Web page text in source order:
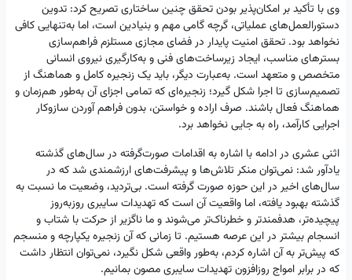
وی با تأکید بر امکان‌پذیر بودن تحقق چنین ساختاری تصریح کرد: تدوین
دستورالعمل‌های عملیاتی، گرچه گامی مهم و بنیادین است، اما به‌تنهایی کافی
نخواهد بود. تحقق امنیت پایدار در فضای مجازی مستلزم فراهم‌سازی
بسترهای مناسب، ایجاد زیرساخت‌های فنی و به‌کارگیری نیروی انسانی
متخصص و متعهد است. به‌عبارت دیگر، باید یک زنجیره کامل و هماهنگ از
تصمیم‌سازی تا اجرا شکل گیرد؛ زنجیره‌ای که تمامی اجزای آن به‌طور هم‌زمان و
هماهنگ فعال باشند. صرف اراده و خواستن، بدون فراهم آوردن سازوکار
اجرایی کارآمد، راه به جایی نخواهد برد.
اثنی عشری در ادامه با اشاره به اقدامات صورت‌گرفته در سال‌های گذشته
یادآور شد: نمی‌توان منکر تلاش‌ها و پیشرفت‌های ارزشمندی شد که در
سال‌های اخیر در این حوزه صورت گرفته است. بی‌تردید، وضعیت ما نسبت به
گذشته بهبود یافته، اما واقعیت آن است که تهدیدات سایبری روزبه‌روز
پیچیده‌تر، هدفمندتر و خطرناک‌تر می‌شوند و ما ناگزیر از حرکت با شتاب و
انسجام بیشتر در این عرصه هستیم. تا زمانی که آن زنجیره یکپارچه و منسجم
که پیش‌تر به آن اشاره کردم، به‌طور واقعی شکل نگیرد، نمی‌توان انتظار داشت
که در برابر امواج روزافزون تهدیدات سایبری مصون بمانیم.